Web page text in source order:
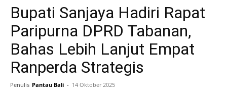
Bupati Sanjaya Hadiri Rapat
Paripurna DPRD Tabanan,
Bahas Lebih Lanjut Empat
Ranperda Strategis
Penulis Pantau Bali - 14 Oktober 2025